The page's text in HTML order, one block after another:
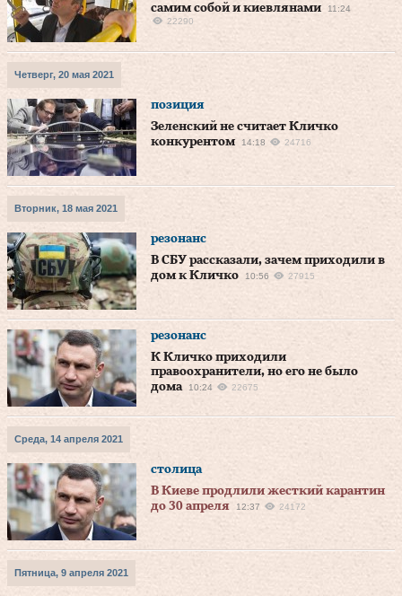
самим собой и киевлянами
11:24
22290
Четверг, 20 мая 2021
позиция
Зеленский не считает Кличко
конкурентом
14:18 24716
Вторник, 18 мая 2021
резонанс
В СБУ рассказали, зачем приходили в
дом к Кличко
10:56 27915
резонанс
К Кличко приходили
правоохранители, но его не было
дома
10:24 22675
Среда, 14 апреля 2021
столица
В Киеве продлили жесткий карантин
до 30 апреля
12:37 24172
Пятница, 9 апреля 2021